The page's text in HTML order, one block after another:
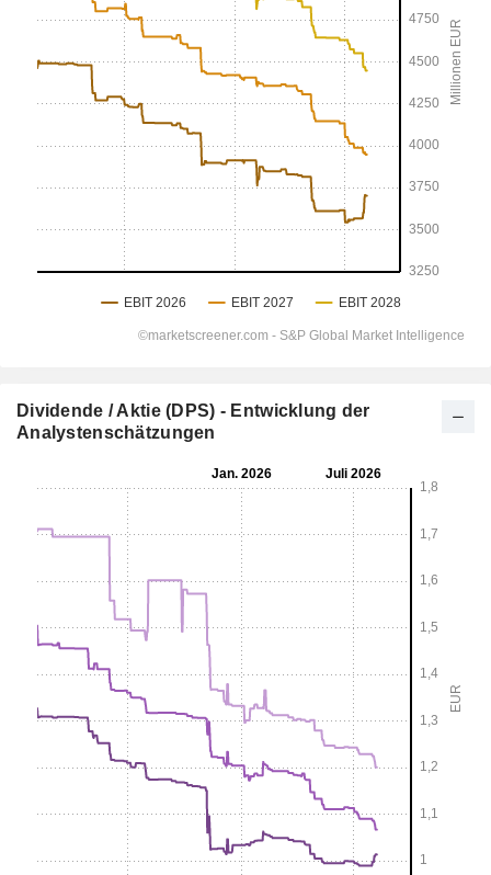
Dividende / Aktie (DPS) - Entwicklung der
Analystenschätzungen